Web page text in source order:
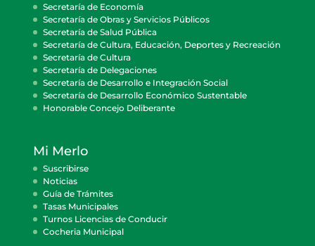
Secretaría de Economía
Secretaría de Obras y Servicios Públicos
Secretaría de Salud Pública
Secretaría de Cultura, Educación, Deportes y Recreación
Secretaría de Cultura
Secretaría de Delegaciones
Secretaría de Desarrollo e Integración Social
Secretaría de Desarrollo Económico Sustentable
Honorable Concejo Deliberante
Mi Merlo
Suscribirse
Noticias
Guía de Trámites
Tasas Municipales
Turnos Licencias de Conducir
Cocheria Municipal